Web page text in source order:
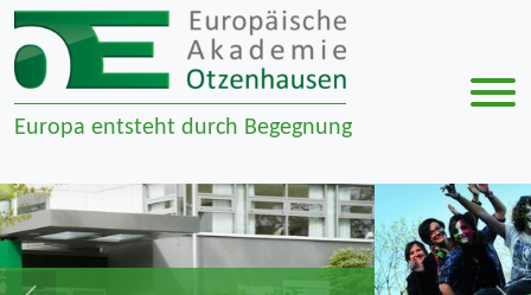
Zur Navigation springen
Zum Inhalt springen
Europa entsteht durch Begegnung